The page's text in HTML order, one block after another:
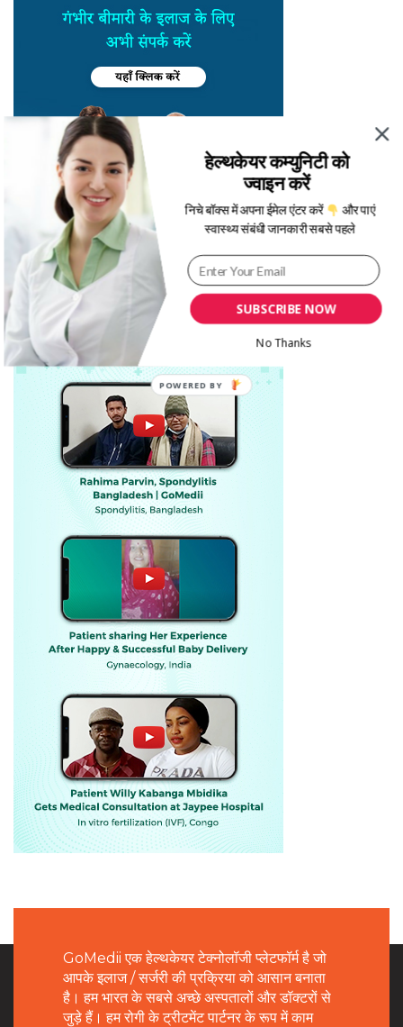
GoMedii एक हेल्थकेयर टेक्नोलॉजी प्लेटफॉर्म है जो
आपके इलाज / सर्जरी की प्रक्रिया को आसान बनाता
है। हम भारत के सबसे अच्छे अस्पतालों और डॉक्टरों से
जुड़े हैं। हम रोगी के ट्रीटमेंट पार्टनर के रूप में काम
SUBSCRIBE NOW
हेल्थकेयर कम्युनिटी को
ज्वाइन करें
निचे बॉक्स में अपना ईमेल एंटर करें और पाएं
स्वास्थ्य संबंधी जानकारी सबसे पहले
No Thanks
POWERED BY